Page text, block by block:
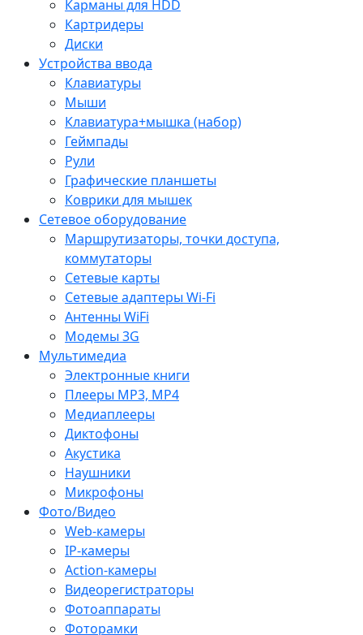
Карманы для HDD
Картридеры
Диски
Устройства ввода
Клавиатуры
Мыши
Клавиатура+мышка (набор)
Геймпады
Рули
Графические планшеты
Коврики для мышек
Сетевое оборудование
Маршрутизаторы, точки доступа,
коммутаторы
Сетевые карты
Сетевые адаптеры Wi-Fi
Антенны WiFi
Модемы 3G
Мультимедиа
Электронные книги
Плееры MP3, MP4
Медиаплееры
Диктофоны
Акустика
Наушники
Микрофоны
Фото/Видео
Web-камеры
IP-камеры
Action-камеры
Видеорегистраторы
Фотоаппараты
Фоторамки